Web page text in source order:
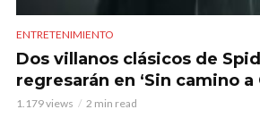
ENTRETENIMIENTO
Dos villanos clásicos de
regresarán en ‘Sin camino a
1.179 views 2 min read